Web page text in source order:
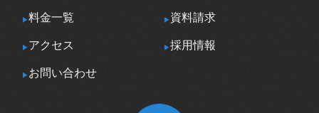
料金一覧 資料請求
アクセス 採用情報
お問い合わせ